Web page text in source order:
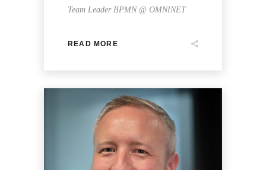
Team Leader BPMN @ OMNINET
READ MORE